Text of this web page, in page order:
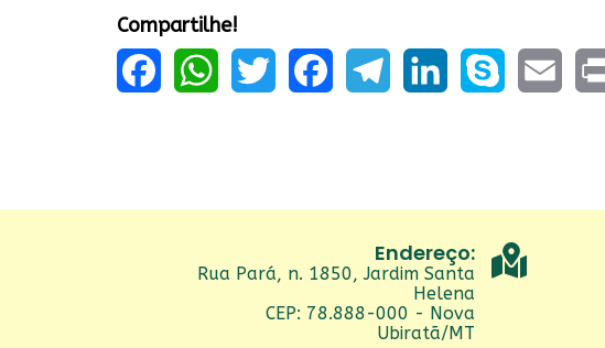
Compartilhe!
Endereço:
Rua Pará, n. 1850, Jardim Santa
Helena
CEP: 78.888-000 - Nova
Ubiratã/MT